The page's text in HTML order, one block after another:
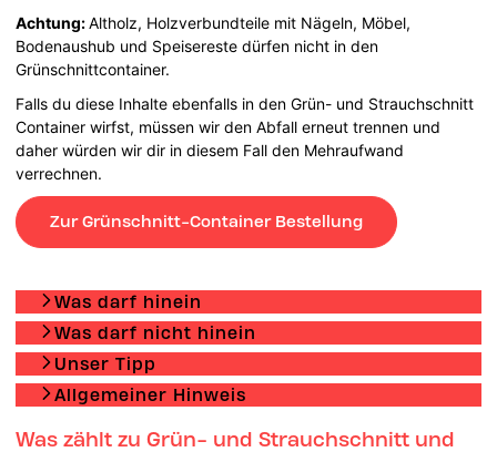
Achtung:Altholz, Holzverbundteile mit Nägeln, Möbel,
Bodenaushub und Speisereste dürfen nicht in den
Grünschnittcontainer.
Falls du diese Inhalte ebenfalls in den Grün- und Strauchschnitt
Container wirfst, müssen wir den Abfall erneut trennen und
daher würden wir dir in diesem Fall den Mehraufwand
verrechnen.
Zur Grünschnitt-Container Bestellung
Was darf hinein
Was darf nicht hinein
Unser Tipp
Allgemeiner Hinweis
Was zählt zu Grün- und Strauchschnitt und